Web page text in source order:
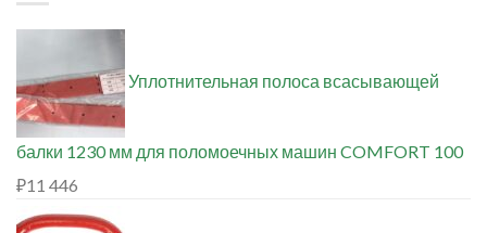
Уплотнительная полоса всасывающей
балки 1230 мм для поломоечных машин COMFORT 100
₽11 446